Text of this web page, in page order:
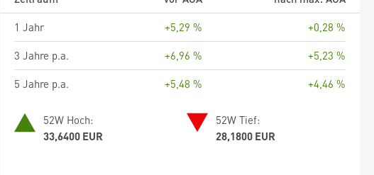
1 Jahr
+5,29 %
+0,28 %
3 Jahre p.a.
+6,96 %
+5,23 %
5 Jahre p.a.
+5,48 % +4,46 %
52W Hoch:
33,6400 EUR
52W Tief:
28,1800 EUR